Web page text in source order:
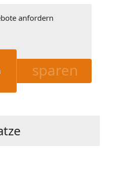
anfordern
sparen